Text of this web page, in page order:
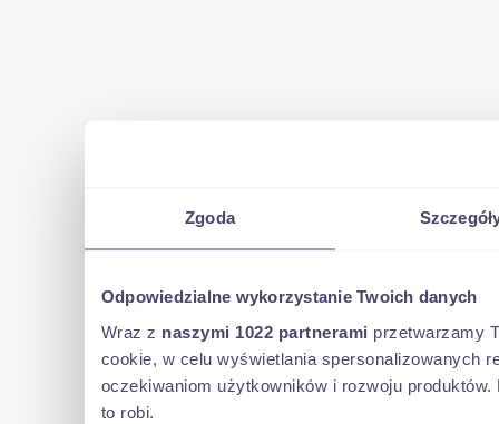
Zgoda
Odpowiedzialne wykorzystanie Twoich danych
Wraz z naszymi 1022 partnerami przetwarzamy
cookie, w celu wyświetlania spersonalizowanych
oczekiwaniom użytkowników i rozwoju
to robi.